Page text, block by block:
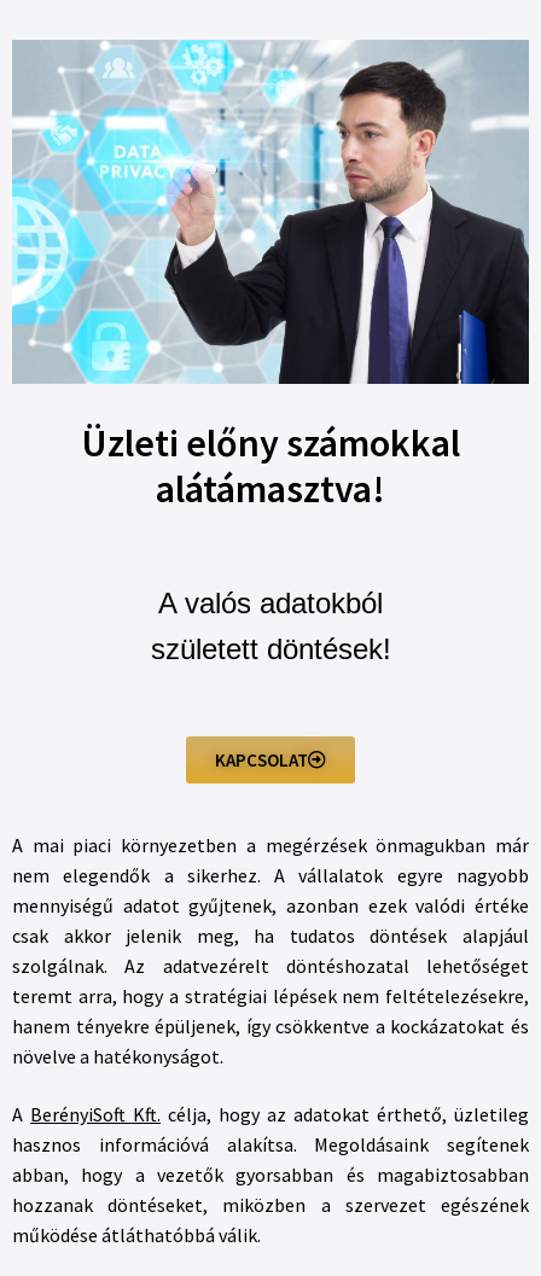
Üzleti előny számokkal
alátámasztva!
A valós adatokból
született döntések!
KAPCSOLAT
A mai piaci környezetben a megérzések önmagukban már
nem elegendők a sikerhez. A vállalatok egyre nagyobb
mennyiségű adatot gyűjtenek, azonban ezek valódi értéke
csak akkor jelenik meg, ha tudatos döntések alapjául
szolgálnak. Az adatvezérelt döntéshozatal lehetőséget
teremt arra, hogy a stratégiai lépések nem feltételezésekre,
hanem tényekre épüljenek, így csökkentve a kockázatokat és
növelve a hatékonyságot.
A BerényiSoft Kft. célja, hogy az adatokat érthető, üzletileg
hasznos információvá alakítsa. Megoldásaink segítenek
abban, hogy a vezetők gyorsabban és magabiztosabban
hozzanak döntéseket, miközben a szervezet egészének
működése átláthatóbbá válik.